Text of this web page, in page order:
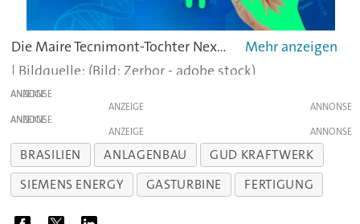
Die Maire Tecnimont-Tochter Nextchem hat mit dem amerikanischen Düngemittelhersteller Greenfield Nitrogen eine Vereinbarung zur Entwicklung einer Ammoniakanlage basierend auf grünem Wasserstoff getroffen.Mehr zum Projekt.
(Bild: Zerbor - adobe stock)
ANZEIGE
ANZEIGE
ANZEIGE
ANZEIGE
BRASILIEN ANLAGENBAU
GUD KRAFTWERK
SIEMENS ENERGY
GASTURBINE FERTIGUNG